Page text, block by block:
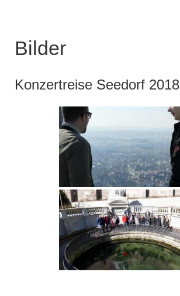
Bilder
Konzertreise Seedorf 2018